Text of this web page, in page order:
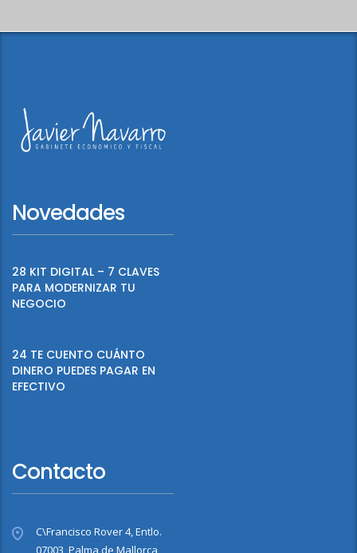
Novedades
28 KIT DIGITAL – 7 CLAVES
PARA MODERNIZAR TU
NEGOCIO
24 TE CUENTO CUÁNTO
DINERO PUEDES PAGAR EN
EFECTIVO
Contacto
C\Francisco Rover 4, Entlo.
07003, Palma de Mallorca